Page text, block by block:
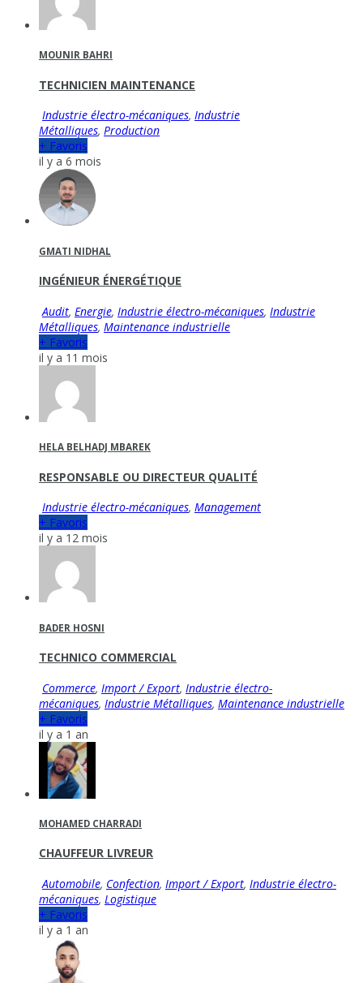
MOUNIR BAHRI
TECHNICIEN MAINTENANCE
Industrie électro-mécaniques, Industrie
Métalliques, Production
+ Favoris
il y a 6 mois
GMATI NIDHAL
INGÉNIEUR ÉNERGÉTIQUE
Audit, Energie, Industrie électro-mécaniques, Industrie
Métalliques, Maintenance industrielle
+ Favoris
il y a 11 mois
HELA BELHADJ MBAREK
RESPONSABLE OU DIRECTEUR QUALITÉ
Industrie électro-mécaniques, Management
+ Favoris
il y a 12 mois
BADER HOSNI
TECHNICO COMMERCIAL
Commerce, Import / Export, Industrie électro-
mécaniques, Industrie Métalliques, Maintenance industrielle
+ Favoris
il y a 1 an
MOHAMED CHARRADI
CHAUFFEUR LIVREUR
Automobile, Confection, Import / Export, Industrie électro-
mécaniques, Logistique
+ Favoris
il y a 1 an